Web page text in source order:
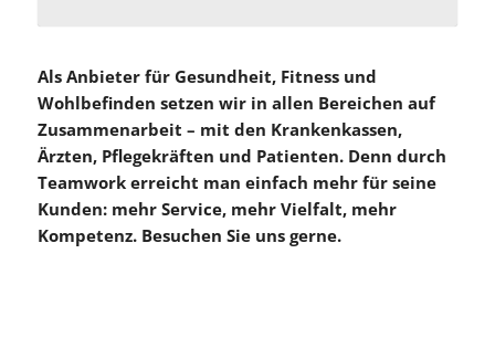
Als Anbieter für Gesundheit, Fitness und
Wohlbefinden setzen wir in allen Bereichen auf
Zusammenarbeit – mit den Krankenkassen,
Ärzten, Pflegekräften und Patienten. Denn durch
Teamwork erreicht man einfach mehr für seine
Kunden: mehr Service, mehr Vielfalt, mehr
Kompetenz. Besuchen Sie uns gerne.